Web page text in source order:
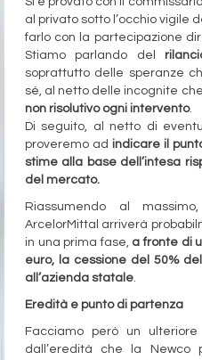
al privato sotto l’occhio vigile
farlo con la partecipazione
Stiamo parlando del
soprattutto delle speranze
sé, al netto delle incognite
non risolutivo ogni intervento.
Di seguito, al netto di
proveremo ad indicare il
stime alla base dell’intesa
del mercato.
Riassumendo al
ArcelorMittal arriverà
in una prima fase, a fronte di
euro, la cessione del 50%
all’azienda statale.
Eredità e punto di partenza
Facciamo però un
dall’eredità che la Newco